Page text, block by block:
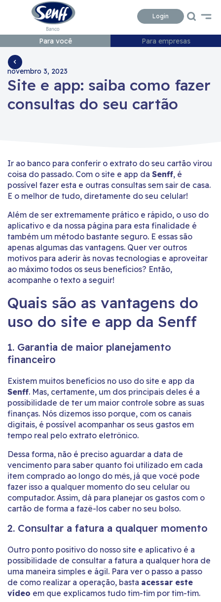
Login
Para você Para empresas
novembro 3, 2023
Site e app: saiba como fazer
consultas do seu cartão
Ir ao banco para conferir o extrato do seu cartão virou
coisa do passado. Com o site e app da Senff, é
possível fazer esta e outras consultas sem sair de casa.
E o melhor de tudo, diretamente do seu celular!
Além de ser extremamente prático e rápido, o uso do
aplicativo e da nossa página para esta finalidade é
também um método bastante seguro. E essas são
apenas algumas das vantagens. Quer ver outros
motivos para aderir às novas tecnologias e aproveitar
ao máximo todos os seus benefícios? Então,
acompanhe o texto a seguir!
Quais são as vantagens do
uso do site e app da Senff
1. Garantia de maior planejamento
financeiro
Existem muitos benefícios no uso do site e app da
Senff. Mas, certamente, um dos principais deles é a
possibilidade de ter um maior controle sobre as suas
finanças. Nós dizemos isso porque, com os canais
digitais, é possível acompanhar os seus gastos em
tempo real pelo extrato eletrônico.
Dessa forma, não é preciso aguardar a data de
vencimento para saber quanto foi utilizado em cada
item comprado ao longo do mês, já que você pode
fazer isso a qualquer momento do seu celular ou
computador. Assim, dá para planejar os gastos com o
cartão de forma a fazê-los caber no seu bolso.
2. Consultar a fatura a qualquer momento
Outro ponto positivo do nosso site e aplicativo é a
possibilidade de consultar a fatura a qualquer hora de
uma maneira simples e ágil. Para ver o passo a passo
de como realizar a operação, basta acessar este
vídeo em que explicamos tudo tim-tim por tim-tim.